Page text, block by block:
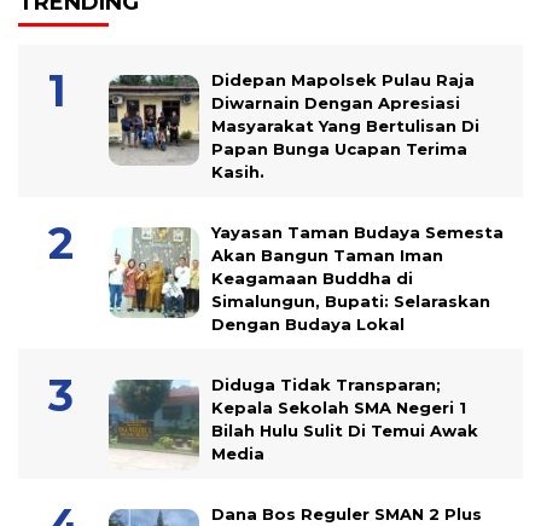
Didepan Mapolsek Pulau Raja
Diwarnain Dengan Apresiasi
Masyarakat Yang Bertulisan Di
Papan Bunga Ucapan Terima
Kasih.
Yayasan Taman Budaya Semesta
Akan Bangun Taman Iman
Keagamaan Buddha di
Simalungun, Bupati: Selaraskan
Dengan Budaya Lokal
Diduga Tidak Transparan;
Kepala Sekolah SMA Negeri 1
Bilah Hulu Sulit Di Temui Awak
Media
Dana Bos Reguler SMAN 2 Plus